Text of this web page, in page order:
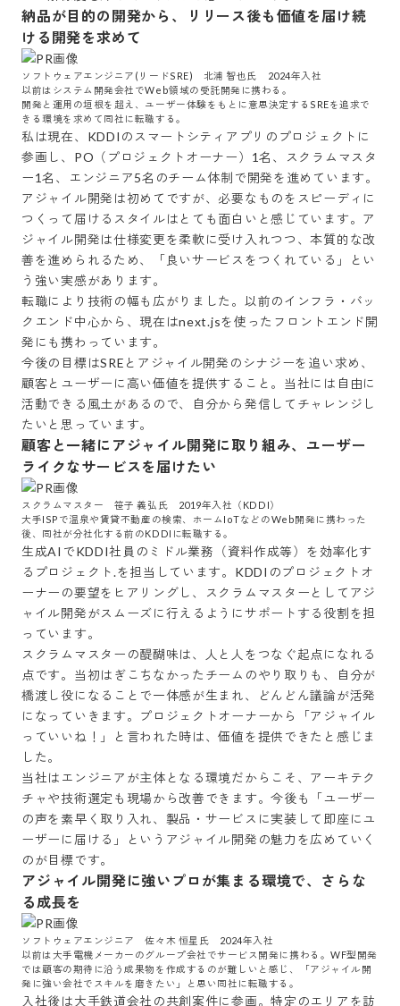
納品が目的の開発から、リリース後も価値を届け続
ける開発を求めて
ソフトウェアエンジニア(リードSRE)　北浦 智也氏　2024年入社
以前はシステム開発会社でWeb領域の受託開発に携わる。
開発と運用の垣根を超え、ユーザー体験をもとに意思決定するSREを追求で
きる環境を求めて同社に転職する。
私は現在、KDDIのスマートシティアプリのプロジェクトに
参画し、PO（プロジェクトオーナー）1名、スクラムマスタ
ー1名、エンジニア5名のチーム体制で開発を進めています。
アジャイル開発は初めてですが、必要なものをスピーディに
つくって届けるスタイルはとても面白いと感じています。ア
ジャイル開発は仕様変更を柔軟に受け入れつつ、本質的な改
善を進められるため、「良いサービスをつくれている」とい
う強い実感があります。
転職により技術の幅も広がりました。以前のインフラ・バッ
クエンド中心から、現在はnext.jsを使ったフロントエンド開
発にも携わっています。
今後の目標はSREとアジャイル開発のシナジーを追い求め、
顧客とユーザーに高い価値を提供すること。当社には自由に
活動できる風土があるので、自分から発信してチャレンジし
顧客と一緒にアジャイル開発に取り組み、ユーザー
ライクなサービスを届けたい
スクラムマスター　笹子 義弘氏　2019年入社（KDDI）
大手ISPで温泉や賃貸不動産の検索、ホームIoTなどのWeb開発に携わった
後、同社が分社化する前のKDDIに転職する。
生成AIでKDDI社員のミドル業務（資料作成等）を効率化す
るプロジェクト.を担当しています。KDDIのプロジェクトオ
ーナーの要望をヒアリングし、スクラムマスターとしてアジ
ャイル開発がスムーズに行えるようにサポートする役割を担
っています。
スクラムマスターの醍醐味は、人と人をつなぐ起点になれる
点です。当初はぎこちなかったチームのやり取りも、自分が
橋渡し役になることで一体感が生まれ、どんどん議論が活発
になっていきます。プロジェクトオーナーから「アジャイル
っていいね！」と言われた時は、価値を提供できたと感じま
した。
当社はエンジニアが主体となる環境だからこそ、アーキテク
チャや技術選定も現場から改善できます。今後も「ユーザー
の声を素早く取り入れ、製品・サービスに実装して即座にユ
ーザーに届ける」というアジャイル開発の魅力を広めていく
のが目標です。
アジャイル開発に強いプロが集まる環境で、さらな
る成長を
ソフトウェアエンジニア　佐々木 恒星氏　2024年入社
以前は大手電機メーカーのグループ会社でサービス開発に携わる。WF型開発
では顧客の期待に沿う成果物を作成するのが難しいと感じ、「アジャイル開
発に強い会社でスキルを磨きたい」と思い同社に転職する。
入社後は大手鉄道会社の共創案件に参画。特定のエリアを訪